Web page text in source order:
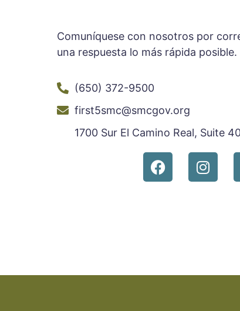
Comuníquese con nosotros por
una respuesta lo más rápida posible.
(650) 372-9500
first5smc@smcgov.org
1700 Sur El Camino Real, Suite